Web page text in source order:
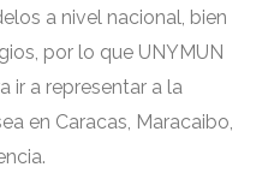
a nivel nacional, bien
por lo que UNYMUN
ir a representar a la
en Caracas, Maracaibo,